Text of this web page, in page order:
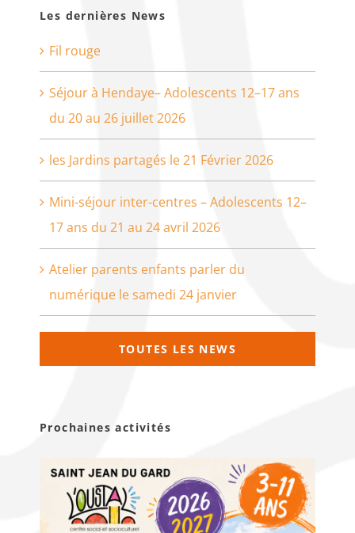
Les dernières News
Fil rouge
Séjour à Hendaye– Adolescents 12–17 ans
du 20 au 26 juillet 2026
les Jardins partagés le 21 Février 2026
Mini-séjour inter-centres – Adolescents 12–
17 ans du 21 au 24 avril 2026
Atelier parents enfants parler du
numérique le samedi 24 janvier
TOUTES LES NEWS
Prochaines activités